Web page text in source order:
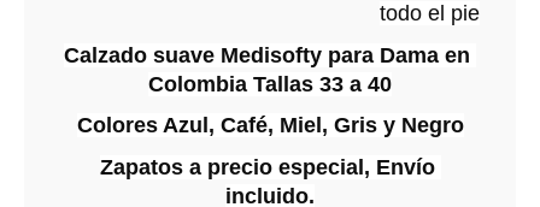
todo el pie
Calzado suave Medisofty para Dama en
Colombia Tallas 33 a 40
Colores Azul, Café, Miel, Gris y Negro
Zapatos a precio especial, Envío
incluido.